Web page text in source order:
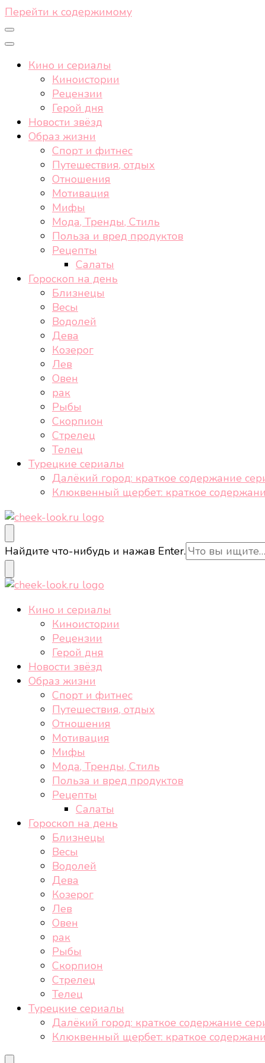
Перейти к содержимому
Кино и сериалы
Киноистории
Рецензии
Герой дня
Новости звёзд
Образ жизни
Спорт и фитнес
Путешествия, отдых
Отношения
Мотивация
Мифы
Мода, Тренды, Стиль
Польза и вред продуктов
Рецепты
Салаты
Гороскоп на день
Близнецы
Весы
Водолей
Дева
Козерог
Лев
Овен
рак
Рыбы
Скорпион
Стрелец
Телец
Турецкие сериалы
Далёкий город: краткое содержание
Клюквенный щербет: краткое
cheek-look.ru
Женский сайт о звездах и кино, а также трендах,
Ищите
что-
то?
Найдите что-нибудь и нажав Enter.
cheek-look.ru
Женский сайт о звездах и кино, а также трендах,
Кино и сериалы
Киноистории
Рецензии
Герой дня
Новости звёзд
Образ жизни
Спорт и фитнес
Путешествия, отдых
Отношения
Мотивация
Мифы
Мода, Тренды, Стиль
Польза и вред продуктов
Рецепты
Салаты
Гороскоп на день
Близнецы
Весы
Водолей
Дева
Козерог
Лев
Овен
рак
Рыбы
Скорпион
Стрелец
Телец
Турецкие сериалы
Далёкий город: краткое содержание
Клюквенный щербет: краткое